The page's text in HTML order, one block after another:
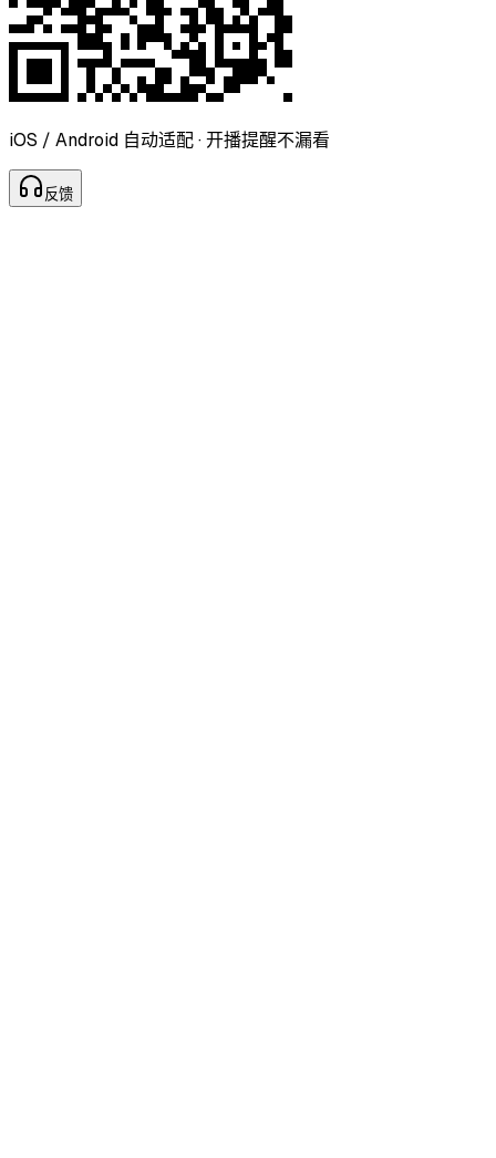
iOS / Android 自动适配 · 开播提醒不漏看
反馈